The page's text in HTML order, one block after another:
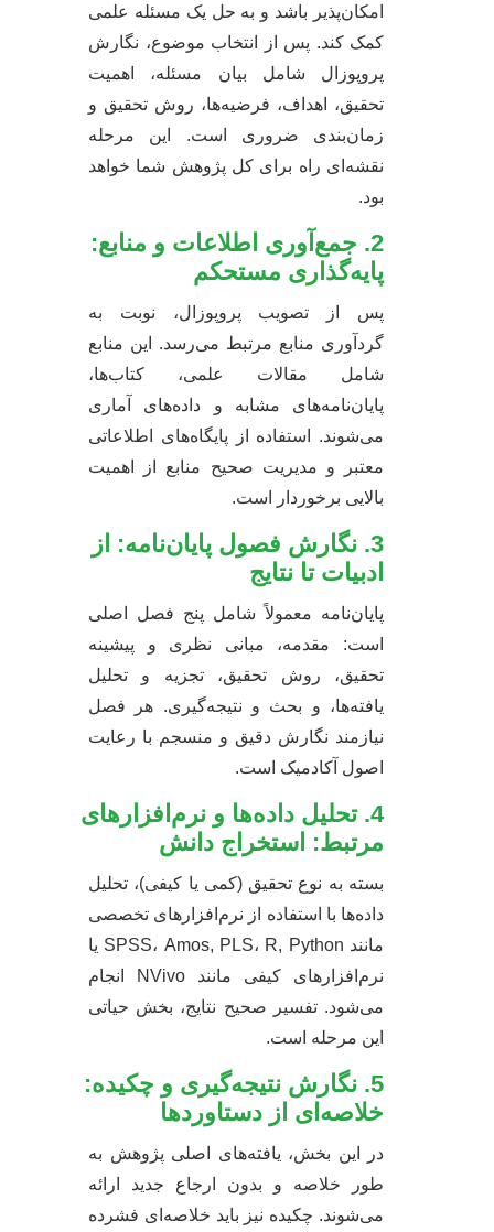
امکان‌پذیر باشد و به حل یک مسئله علمی
کمک کند. پس از انتخاب موضوع، نگارش
پروپوزال شامل بیان مسئله، اهمیت
تحقیق، اهداف، فرضیه‌ها، روش تحقیق و
زمان‌بندی ضروری است. این مرحله
نقشه‌ای راه برای کل پژوهش شما خواهد
بود.
2. جمع‌آوری اطلاعات و منابع:
پایه‌گذاری مستحکم
پس از تصویب پروپوزال، نوبت به
گردآوری منابع مرتبط می‌رسد. این منابع
شامل مقالات علمی، کتاب‌ها،
پایان‌نامه‌های مشابه و داده‌های آماری
می‌شوند. استفاده از پایگاه‌های اطلاعاتی
معتبر و مدیریت صحیح منابع از اهمیت
بالایی برخوردار است.
3. نگارش فصول پایان‌نامه: از
ادبیات تا نتایج
پایان‌نامه معمولاً شامل پنج فصل اصلی
است: مقدمه، مبانی نظری و پیشینه
تحقیق، روش تحقیق، تجزیه و تحلیل
یافته‌ها، و بحث و نتیجه‌گیری. هر فصل
نیازمند نگارش دقیق و منسجم با رعایت
اصول آکادمیک است.
4. تحلیل داده‌ها و نرم‌افزارهای
مرتبط: استخراج دانش
بسته به نوع تحقیق (کمی یا کیفی)، تحلیل
داده‌ها با استفاده از نرم‌افزارهای تخصصی
مانند SPSS، Amos, PLS، R, Python یا
نرم‌افزارهای کیفی مانند NVivo انجام
می‌شود. تفسیر صحیح نتایج، بخش حیاتی
این مرحله است.
5. نگارش نتیجه‌گیری و چکیده:
خلاصه‌ای از دستاوردها
در این بخش، یافته‌های اصلی پژوهش به
طور خلاصه و بدون ارجاع جدید ارائه
می‌شوند. چکیده نیز باید خلاصه‌ای فشرده